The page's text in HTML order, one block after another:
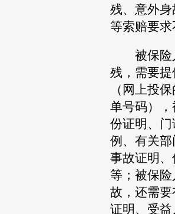
残、意外
等索赔要
被保险
残，需要
（网上投
单号码）
份证明、
例、有关
事故证明
等；被保
故，还需
证明、受